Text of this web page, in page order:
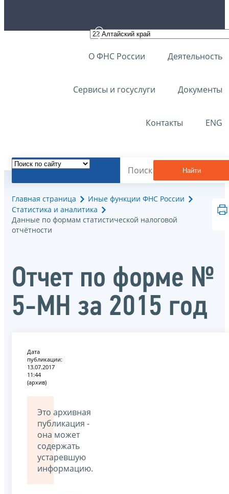
О ФНС России Деятельность
Сервисы и госуслуги Документы
Контакты ENG
Найти
Главная страница
Иные функции ФНС России
Статистика и аналитика
Данные по формам статистической налоговой
отчётности
Отчет по форме №
5-МН за 2015 год
Дата
публикации:
13.07.2017
11:44
(архив)
Это архивная
публикация -
она может
содержать
устаревшую
информацию.